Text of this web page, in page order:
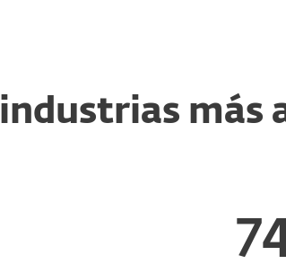
industrias más